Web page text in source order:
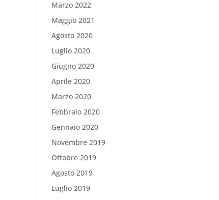
Marzo 2022
Maggio 2021
Agosto 2020
Luglio 2020
Giugno 2020
Aprile 2020
Marzo 2020
Febbraio 2020
Gennaio 2020
Novembre 2019
Ottobre 2019
Agosto 2019
Luglio 2019